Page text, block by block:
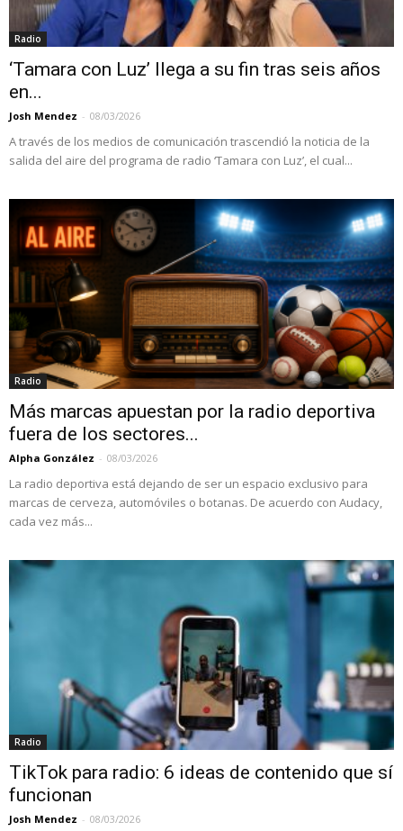
Radio
‘Tamara con Luz’ llega a su fin tras seis años
en...
Josh Mendez - 08/03/2026
A través de los medios de comunicación trascendió la noticia de la
salida del aire del programa de radio ‘Tamara con Luz’, el cual...
Radio
Más marcas apuestan por la radio deportiva
fuera de los sectores...
Alpha González - 08/03/2026
La radio deportiva está dejando de ser un espacio exclusivo para
marcas de cerveza, automóviles o botanas. De acuerdo con Audacy,
cada vez más...
Radio
TikTok para radio: 6 ideas de contenido que sí
funcionan
Josh Mendez - 08/03/2026